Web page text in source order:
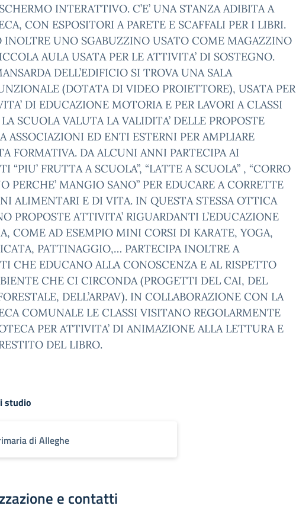
INTERATTIVO. C’E’ UNA STANZA ADIBITA A
CON ESPOSITORI A PARETE E SCAFFALI PER I LIBRI.
INOLTRE UNO SGABUZZINO USATO COME MAGAZZINO
AULA USATA PER LE ATTIVITA’ DI SOSTEGNO.
DELL’EDIFICIO SI TROVA UNA SALA
(DOTATA DI VIDEO PROIETTORE), USATA PER
DI EDUCAZIONE MOTORIA E PER LAVORI A CLASSI
SCUOLA VALUTA LA VALIDITA’ DELLE PROPOSTE
ASSOCIAZIONI ED ENTI ESTERNI PER AMPLIARE
FORMATIVA. DA ALCUNI ANNI PARTECIPA AI
“PIU’ FRUTTA A SCUOLA”, “LATTE A SCUOLA” , “CORRO
PERCHE’ MANGIO SANO” PER EDUCARE A CORRETTE
ALIMENTARI E DI VITA. IN QUESTA STESSA OTTICA
PROPOSTE ATTIVITA’ RIGUARDANTI L’EDUCAZIONE
COME AD ESEMPIO MINI CORSI DI KARATE, YOGA,
PATTINAGGIO,… PARTECIPA INOLTRE A
CHE EDUCANO ALLA CONOSCENZA E AL RISPETTO
CHE CI CIRCONDA (PROGETTI DEL CAI, DEL
DELL’ARPAV). IN COLLABORAZIONE CON LA
COMUNALE LE CLASSI VISITANO REGOLARMENTE
PER ATTIVITA’ DI ANIMAZIONE ALLA LETTURA E
DEL LIBRO.
studio
di Alleghe
e contatti